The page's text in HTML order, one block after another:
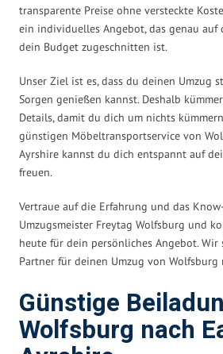
transparente Preise ohne versteckte
ein individuelles Angebot, das genau auf
dein Budget zugeschnitten ist.
Unser Ziel ist es, dass du deinen Umzug
Sorgen genießen kannst. Deshalb
Details, damit du dich um nichts
günstigen Möbeltransportservice von
Ayrshire kannst du dich entspannt auf
freuen.
Vertraue auf die Erfahrung und das
Umzugsmeister Freytag Wolfsburg und
heute für dein persönliches Angebot.
Partner für deinen Umzug von Wolfsburg
Günstige
Wolfsburg nach